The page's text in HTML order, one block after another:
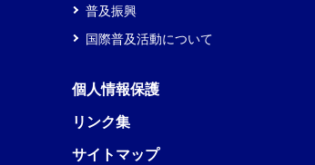
普及振興
国際普及活動について
個人情報保護
リンク集
サイトマップ